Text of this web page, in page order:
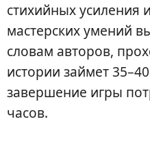
стихийных усиления
мастерских умений
словам авторов,
истории займет
завершение игры
часов.